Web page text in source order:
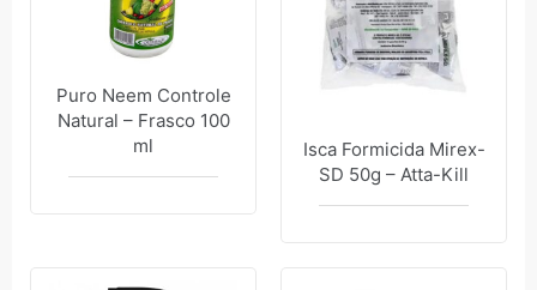
Puro Neem Controle
Natural – Frasco 100
ml
Isca Formicida Mirex-
SD 50g – Atta-Kill